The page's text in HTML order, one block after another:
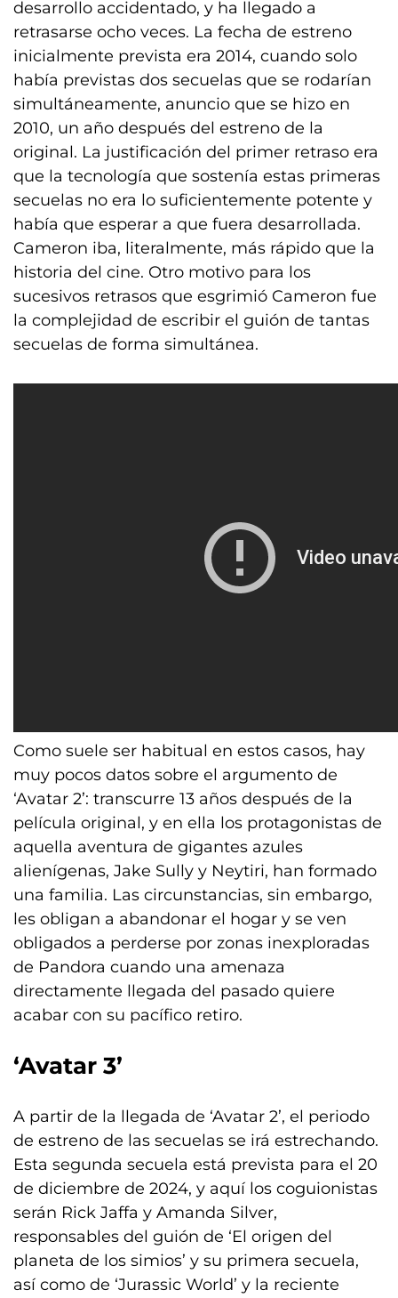
desarrollo accidentado, y ha llegado a
retrasarse ocho veces. La fecha de estreno
inicialmente prevista era 2014, cuando solo
había previstas dos secuelas que se rodarían
simultáneamente, anuncio que se hizo en
2010, un año después del estreno de la
original. La justificación del primer retraso era
que la tecnología que sostenía estas primeras
secuelas no era lo suficientemente potente y
había que esperar a que fuera desarrollada.
Cameron iba, literalmente, más rápido que la
historia del cine. Otro motivo para los
sucesivos retrasos que esgrimió Cameron fue
la complejidad de escribir el guión de tantas
secuelas de forma simultánea.
Como suele ser habitual en estos casos, hay
muy pocos datos sobre el argumento de
‘Avatar 2’: transcurre 13 años después de la
película original, y en ella los protagonistas de
aquella aventura de gigantes azules
alienígenas, Jake Sully y Neytiri, han formado
una familia. Las circunstancias, sin embargo,
les obligan a abandonar el hogar y se ven
obligados a perderse por zonas inexploradas
de Pandora cuando una amenaza
directamente llegada del pasado quiere
acabar con su pacífico retiro.
‘Avatar 3’
A partir de la llegada de ‘Avatar 2’, el periodo
de estreno de las secuelas se irá estrechando.
Esta segunda secuela está prevista para el 20
de diciembre de 2024, y aquí los coguionistas
serán Rick Jaffa y Amanda Silver,
responsables del guión de ‘El origen del
planeta de los simios’ y su primera secuela,
así como de ‘Jurassic World’ y la reciente